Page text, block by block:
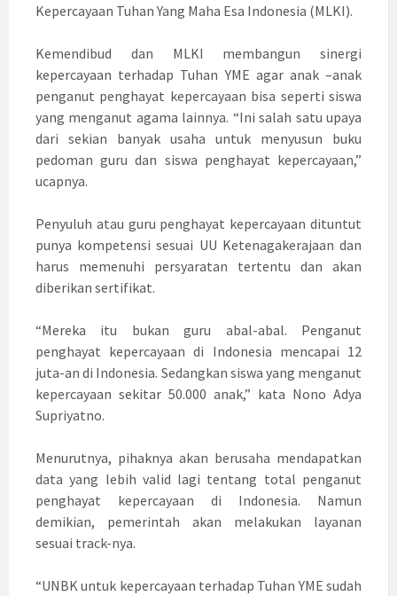
Kepercayaan Tuhan Yang Maha Esa Indonesia (MLKI).
Kemendibud dan MLKI membangun sinergi
kepercayaan terhadap Tuhan YME agar anak –anak
penganut penghayat kepercayaan bisa seperti siswa
yang menganut agama lainnya. “Ini salah satu upaya
dari sekian banyak usaha untuk menyusun buku
pedoman guru dan siswa penghayat kepercayaan,”
ucapnya.
Penyuluh atau guru penghayat kepercayaan dituntut
punya kompetensi sesuai UU Ketenagakerajaan dan
harus memenuhi persyaratan tertentu dan akan
diberikan sertifikat.
“Mereka itu bukan guru abal-abal. Penganut
penghayat kepercayaan di Indonesia mencapai 12
juta-an di Indonesia. Sedangkan siswa yang menganut
kepercayaan sekitar 50.000 anak,” kata Nono Adya
Supriyatno.
Menurutnya, pihaknya akan berusaha mendapatkan
data yang lebih valid lagi tentang total penganut
penghayat kepercayaan di Indonesia. Namun
demikian, pemerintah akan melakukan layanan
sesuai track-nya.
“UNBK untuk kepercayaan terhadap Tuhan YME sudah